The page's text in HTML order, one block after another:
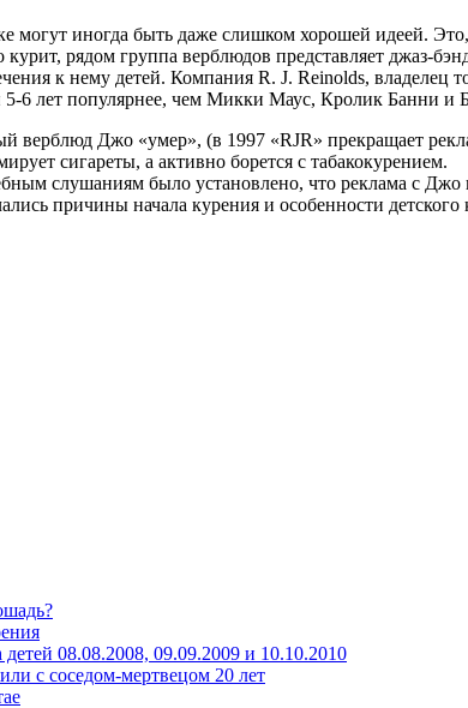
могут иногда быть даже слишком хорошей идеей.
рядом группа верблюдов представляет джаз-
к нему детей. Компания R. J. Reinolds,
6 лет популярнее, чем Микки Маус, Кролик Банни и
верблюд Джо «умер», (в 1997 «RJR» прекращает
сигареты, а активно борется с табакокурением.
слушаниям было установлено, что реклама с
причины начала курения и особенности детского
08.08.2008, 09.09.2009 и 10.10.2010
с соседом-мертвецом 20 лет